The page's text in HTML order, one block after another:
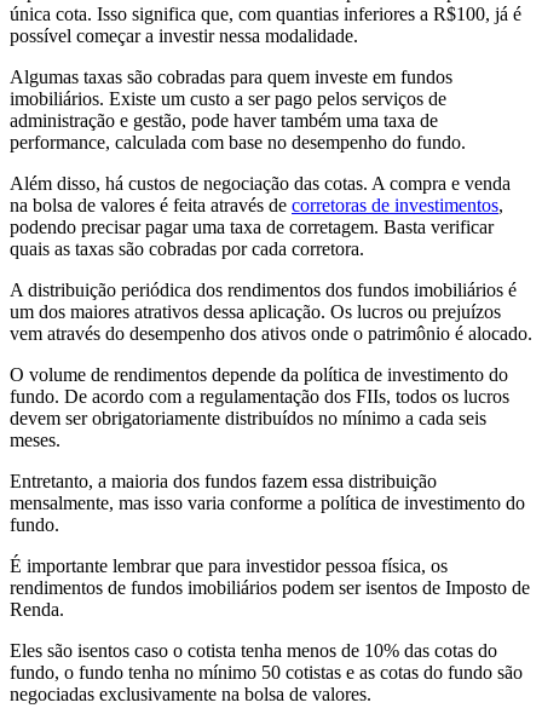
única cota. Isso significa que, com quantias inferiores a R$100, já é
possível começar a investir nessa modalidade.
Algumas taxas são cobradas para quem investe em fundos
imobiliários. Existe um custo a ser pago pelos serviços de
administração e gestão, pode haver também uma taxa de
performance, calculada com base no desempenho do fundo.
Além disso, há custos de negociação das cotas. A compra e venda
na bolsa de valores é feita através de corretoras de investimentos,
podendo precisar pagar uma taxa de corretagem. Basta verificar
quais as taxas são cobradas por cada corretora.
A distribuição periódica dos rendimentos dos fundos imobiliários é
um dos maiores atrativos dessa aplicação. Os lucros ou prejuízos
vem através do desempenho dos ativos onde o patrimônio é alocado.
O volume de rendimentos depende da política de investimento do
fundo. De acordo com a regulamentação dos FIIs, todos os lucros
devem ser obrigatoriamente distribuídos no mínimo a cada seis
meses.
Entretanto, a maioria dos fundos fazem essa distribuição
mensalmente, mas isso varia conforme a política de investimento do
fundo.
É importante lembrar que para investidor pessoa física, os
rendimentos de fundos imobiliários podem ser isentos de Imposto de
Renda.
Eles são isentos caso o cotista tenha menos de 10% das cotas do
fundo, o fundo tenha no mínimo 50 cotistas e as cotas do fundo são
negociadas exclusivamente na bolsa de valores.